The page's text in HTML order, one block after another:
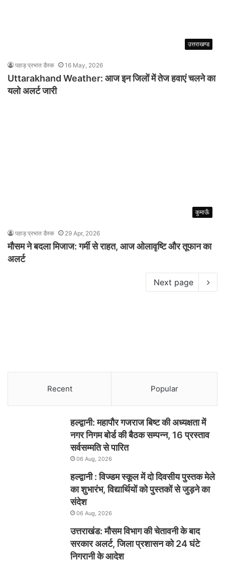
उत्तराखण्ड
पहाड़ प्रभात डैस्क 16 May, 2026
Uttarakhand Weather: आज इन जिलों में तेज हवाएं चलने का
यलो अलर्ट जारी
कुमाऊँ
पहाड़ प्रभात डैस्क 29 Apr, 2026
मौसम ने बदला मिजाज: गर्मी से राहत, आज ओलावृष्टि और तूफान का
अलर्ट
Next page
Recent Popular
हल्द्वानी: महापौर गजराज बिष्ट की अध्यक्षता में
नगर निगम बोर्ड की बैठक सम्पन्न, 16 प्रस्ताव
सर्वसम्मति से पारित
06 Aug, 2026
हल्द्वानी : विज्डम स्कूल में दो दिवसीय पुस्तक मेले
का शुभारंभ, विद्यार्थियों को पुस्तकों से जुड़ने का
संदेश
06 Aug, 2026
उत्तराखंड: मौसम विभाग की चेतावनी के बाद
सरकार अलर्ट, जिला प्रशासन को 24 घंटे
निगरानी के आदेश